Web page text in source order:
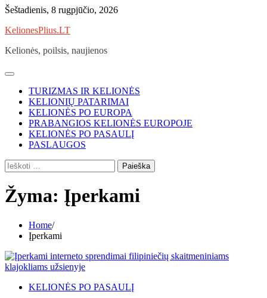
Skip
content
Šeštadienis, 8 rugpjūčio, 2026
KelionesPlius.LT
Kelionės, poilsis, naujienos
TURIZMAS IR KELIONĖS
KELIONIŲ PATARIMAI
KELIONĖS PO EUROPA
PRABANGIOS KELIONĖS EUROPOJE
KELIONĖS PO PASAULĮ
PASLAUGOS
Ieškoti:
Žyma: Įperkami
Home
Įperkami
KELIONĖS PO PASAULĮ